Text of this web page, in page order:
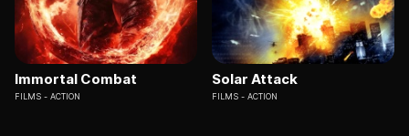
Immortal Combat
FILMS ACTION
Solar Attack
FILMS ACTION